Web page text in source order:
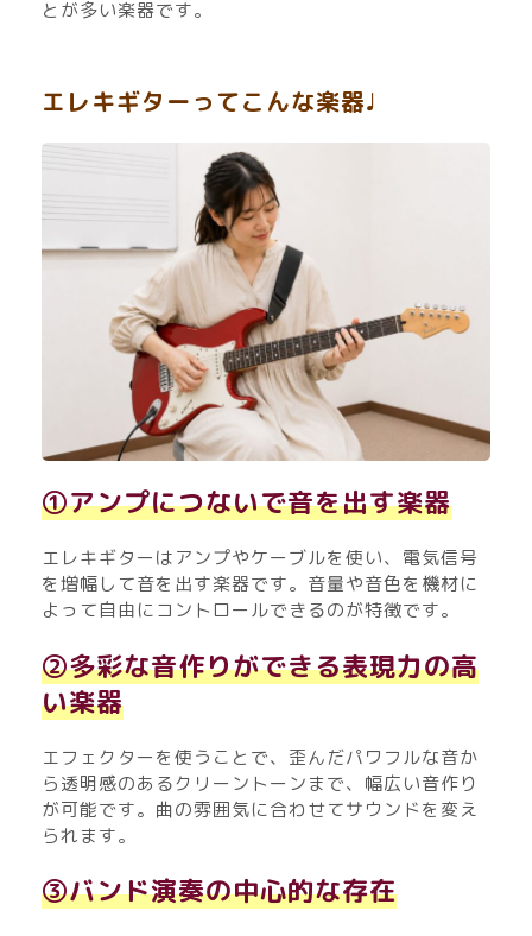
とが多い楽器です。
エレキギターってこんな楽器♩
①アンプにつないで音を出す楽器
エレキギターはアンプやケーブルを使い、電気信号
を増幅して音を出す楽器です。音量や音色を機材に
よって自由にコントロールできるのが特徴です。
②多彩な音作りができる表現力の高
い楽器
エフェクターを使うことで、歪んだパワフルな音か
ら透明感のあるクリーントーンまで、幅広い音作り
が可能です。曲の雰囲気に合わせてサウンドを変え
られます。
③バンド演奏の中心的な存在